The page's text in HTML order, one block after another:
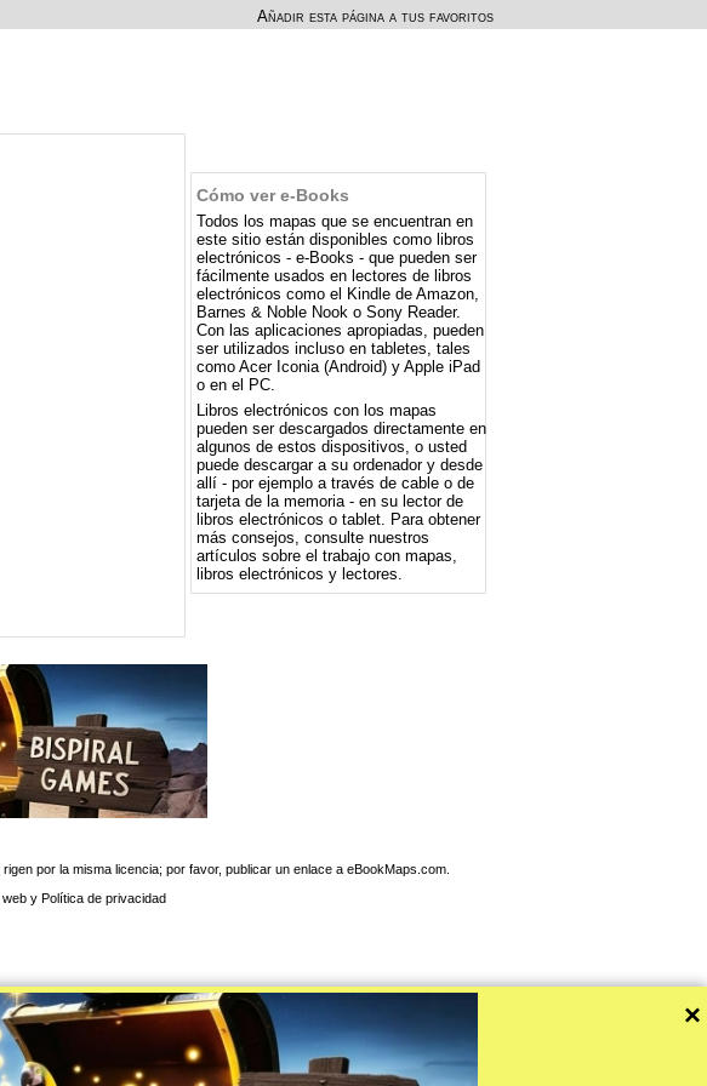
Añadir esta página a tus favoritos
Cómo ver e-Books
Todos los mapas que se encuentran en
este sitio están disponibles como libros
electrónicos - e-Books - que pueden ser
fácilmente usados ​​en lectores de libros
electrónicos como el Kindle de Amazon,
Barnes & Noble Nook o Sony Reader.
Con las aplicaciones apropiadas, pueden
ser utilizados incluso en tabletes, tales
como Acer Iconia (Android) y Apple iPad
o en el PC.
Libros electrónicos con los mapas
pueden ser descargados directamente en
algunos de estos dispositivos, o usted
puede descargar a su ordenador y desde
allí - por ejemplo a través de cable o de
tarjeta de la memoria - en su lector de
libros electrónicos o tablet. Para obtener
más consejos, consulte nuestros
artículos sobre el trabajo con mapas,
libros electrónicos y lectores.
por la misma licencia; por favor, publicar un enlace a eBookMaps.com.
y Política de privacidad
×